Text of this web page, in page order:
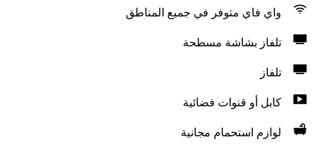
واي فاي متوفر في جميع المناطق
تلفاز بشاشة مسطحة
تلفاز
كابل أو قنوات فضائية
لوازم استحمام مجانية